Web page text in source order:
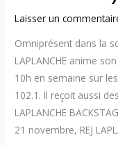
Laisser un
Omniprésent dans la
LAPLANCHE anime
10h en semaine sur
102.1. Il reçoit aussi
LAPLANCHE
21 novembre, REJ